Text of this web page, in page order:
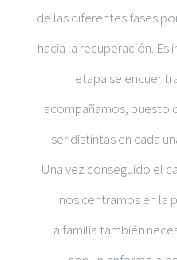
de las diferentes fases
hacia la recuperación.
etapa se
acompañamos, puesto
ser distintas en cada
Una vez conseguido el
nos centramos en la
La familia también